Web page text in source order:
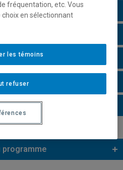
programme
fréquentation, etc. Vous
en sélectionnant
refuser
les témoins